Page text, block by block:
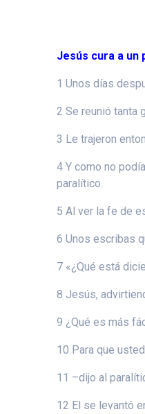
Jesús cura a un
1 Unos días
2 Se reunió tanta
3 Le trajeron
4 Y como no
paralítico.
5 Al ver la fe de
6 Unos escribas
7 «¿Qué está
8 Jesús,
9 ¿Qué es más
10 Para que
11 –dijo al
12 El se levantó